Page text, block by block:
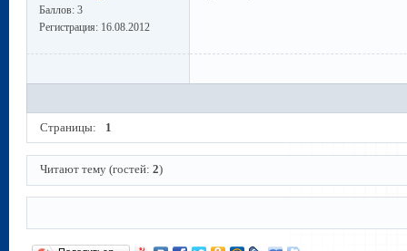
Баллов: 3
Регистрация: 16.08.2012
Страницы: 1
Читают тему (гостей:2)